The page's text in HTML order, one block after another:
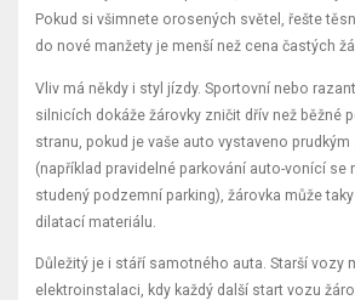
Pokud si všimnete orosených světel, řešte
do nové manžety je menší než cena častých
Vliv má někdy i styl jízdy. Sportovní nebo
silnicích dokáže žárovky zničit dřív než běžné
stranu, pokud je vaše auto vystaveno
(například pravidelné parkování auto-vonící se
studený podzemní parking), žárovka může
dilatací materiálu.
Důležitý je i stáří samotného auta. Starší vozy
elektroinstalaci, kdy každý další start vozu